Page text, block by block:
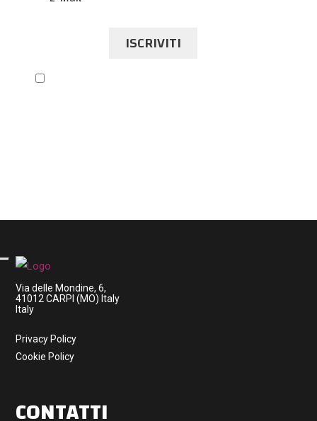
ISCRIVITI
Via delle Mondine, 6,
41012 CARPI (MO) Italy
Italy
Privacy Policy
Cookie Policy
CONTATTI